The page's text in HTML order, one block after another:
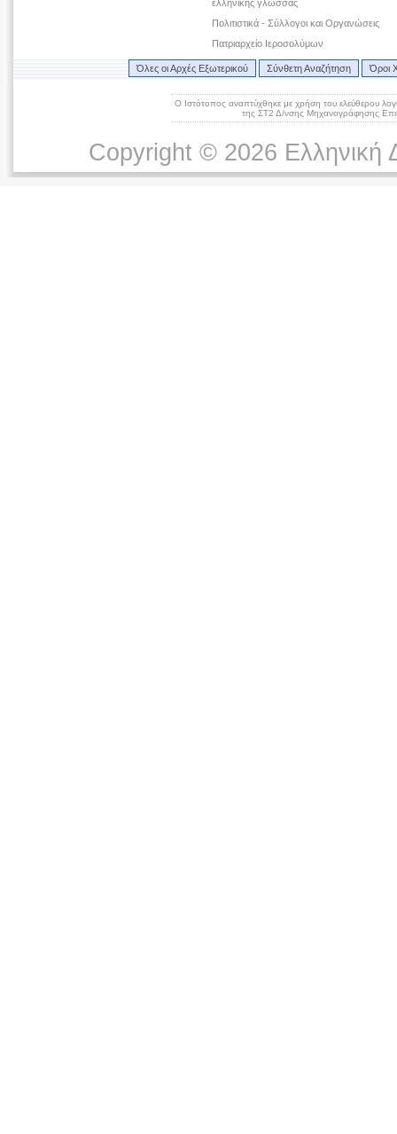
ελληνικής γλώσσας
Πολιτιστικά - Σύλλογοι και Οργανώσεις
Πατριαρχείο Ιεροσολύμων
Όλες οι Αρχές Εξωτερικού Σύνθετη Αναζήτηση Όροι
Ο Ιστότοπος αναπτύχθηκε με χρήση του ελεύθερου
της ΣΤ2 Δ/νσης Μηχανογράφησης
Copyright © 2026